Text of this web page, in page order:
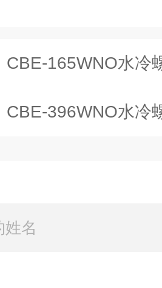
CBE-165WNO水冷
CBE-396WNO水冷